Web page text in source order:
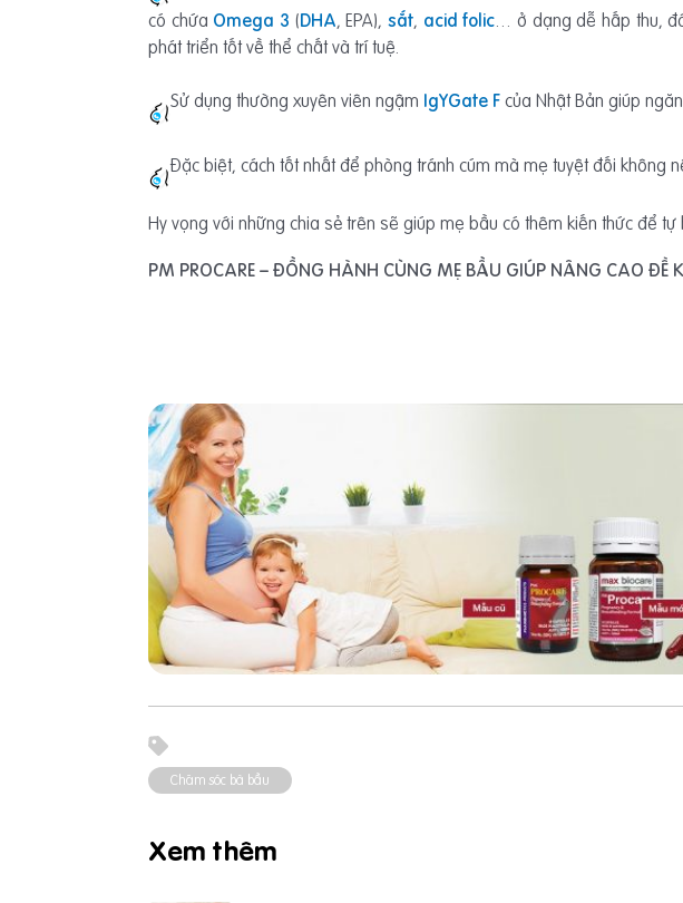
có chứa Omega 3 (DHA, EPA), sắt, acid folic… ở dạng dễ hấp thu,
phát triển tốt về thể chất và trí tuệ.
Sử dụng thường xuyên viên ngậm IgYGate Fcủa Nhật Bản giúp
Đặc biệt, cách tốt nhất để phòng tránh cúm mà mẹ tuyệt đối không
Hy vọng với những chia sẻ trên sẽ giúp mẹ bầu có thêm kiến thức để
PM PROCARE – ĐỒNG HÀNH CÙNG MẸ BẦU GIÚP NÂNG CAO ĐỀ
Chăm sóc bà bầu
Xem thêm